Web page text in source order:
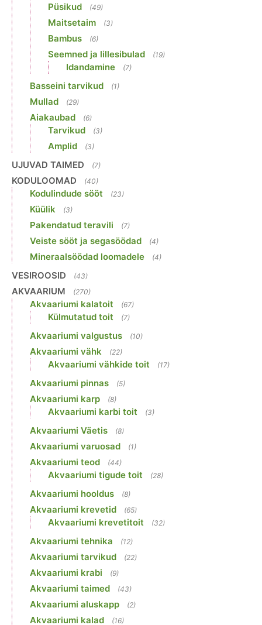
Püsikud (49)
Maitsetaim (3)
Bambus (6)
Seemned ja lillesibulad (19)
Idandamine (7)
Basseini tarvikud (1)
Mullad (29)
Aiakaubad (6)
Tarvikud (3)
Amplid (3)
UJUVAD TAIMED (7)
KODULOOMAD (40)
Kodulindude sööt (23)
Küülik (3)
Pakendatud teravili (7)
Veiste sööt ja segasöödad (4)
Mineraalsöödad loomadele (4)
VESIROOSID (43)
AKVAARIUM (270)
Akvaariumi kalatoit (67)
Külmutatud toit (7)
Akvaariumi valgustus (10)
Akvaariumi vähk (22)
Akvaariumi vähkide toit (17)
Akvaariumi pinnas (5)
Akvaariumi karp (8)
Akvaariumi karbi toit (3)
Akvaariumi Väetis (8)
Akvaariumi varuosad (1)
Akvaariumi teod (44)
Akvaariumi tigude toit (28)
Akvaariumi hooldus (8)
Akvaariumi krevetid (65)
Akvaariumi krevetitoit (32)
Akvaariumi tehnika (12)
Akvaariumi tarvikud (22)
Akvaariumi krabi (9)
Akvaariumi taimed (43)
Akvaariumi aluskapp (2)
Akvaariumi kalad (16)